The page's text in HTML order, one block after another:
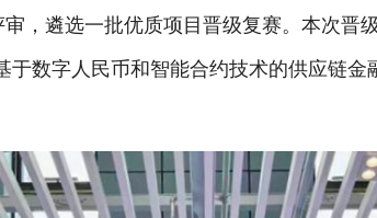
，遴选一批优质项目晋级复赛。本次晋
于数字人民币和智能合约技术的供应链